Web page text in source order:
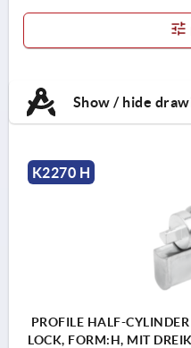
Show / hide
K2270 H
PROFILE HALF-
LOCK, FORM:H, MIT